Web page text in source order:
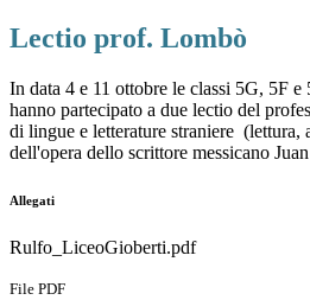
Lectio prof. Lombò
In data 4 e 11 ottobre le classi 5G, 5F
hanno partecipato a due lectio del
di lingue e letterature straniere (lettura,
dell'opera dello scrittore messicano
Allegati
Rulfo_LiceoGioberti.pdf
File PDF